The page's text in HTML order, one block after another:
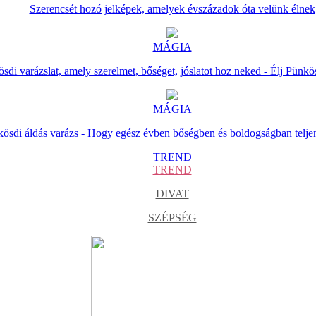
Szerencsét hozó jelképek, amelyek évszázadok óta velünk élnek
MÁGIA
varázslat, amely szerelmet, bőséget, jóslatot hoz neked - Élj
MÁGIA
áldás varázs - Hogy egész évben bőségben és boldogságban
TREND
TREND
DIVAT
SZÉPSÉG